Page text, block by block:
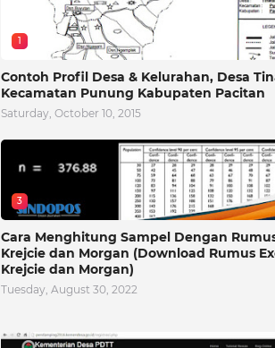
1
Contoh Profil Desa & Kelurahan, Desa
Kecamatan Punung Kabupaten Pacitan
Saturday, October 10, 2015
3
Cara Menghitung Sampel Dengan
Krejcie dan Morgan (Download Rumus
Krejcie dan Morgan)
Tuesday, August 30, 2022